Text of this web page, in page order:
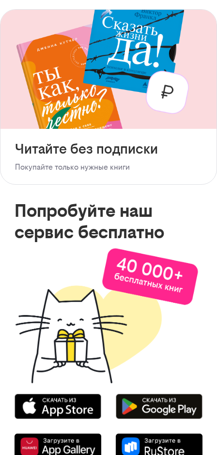
Читайте без подписки
Покупайте только нужные книги
Попробуйте наш
сервис бесплатно